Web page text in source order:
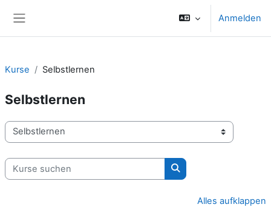
Anmelden
Kurse Selbstlernen
Selbstlernen
Kursbereiche
Kurse suchen
Kurse suchen
Alles aufklappen